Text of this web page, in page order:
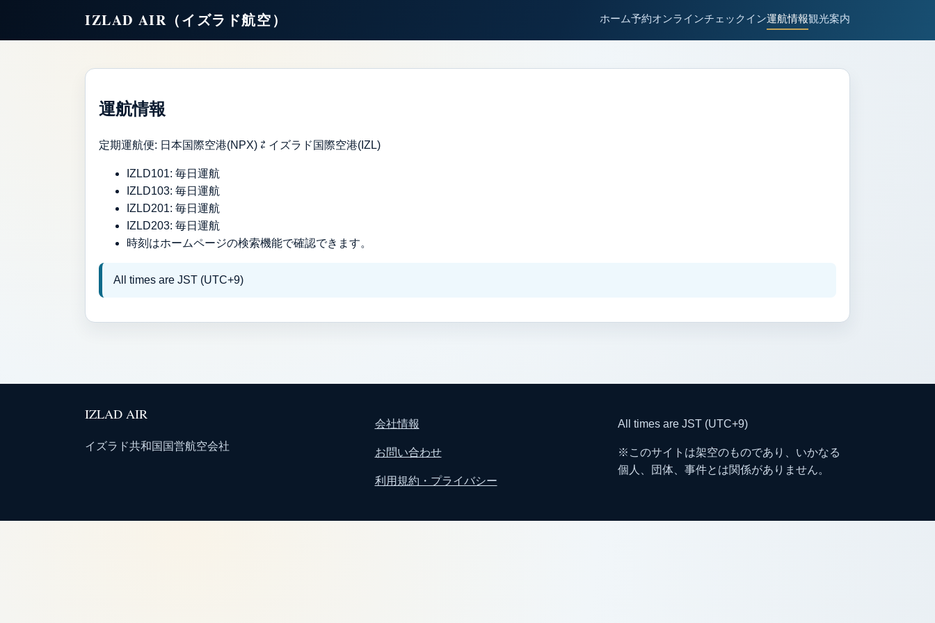
IZLAD AIR（イズラド航空） ホーム予約オンラインチェックイン運航情報観光案内
運航情報
定期運航便: 日本国際空港(NPX) ⇄ イズラド国際空港(IZL)
IZLD101: 毎日運航
IZLD103: 毎日運航
IZLD201: 毎日運航
IZLD203: 毎日運航
時刻はホームページの検索機能で確認できます。
All times are JST (UTC+9)
IZLAD AIR
イズラド共和国国営航空会社
会社情報
お問い合わせ
利用規約・プライバシー
All times are JST (UTC+9)
※このサイトは架空のものであり、いかなる
個人、団体、事件とは関係がありません。